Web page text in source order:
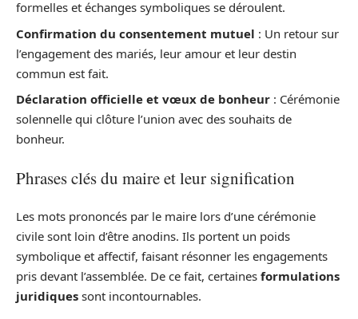
formelles et échanges symboliques se déroulent.
Confirmation du consentement mutuel : Un retour sur
l’engagement des mariés, leur amour et leur destin
commun est fait.
Déclaration officielle et vœux de bonheur : Cérémonie
solennelle qui clôture l’union avec des souhaits de
bonheur.
Phrases clés du maire et leur signification
Les mots prononcés par le maire lors d’une cérémonie
civile sont loin d’être anodins. Ils portent un poids
symbolique et affectif, faisant résonner les engagements
pris devant l’assemblée. De ce fait, certaines formulations
juridiques sont incontournables.